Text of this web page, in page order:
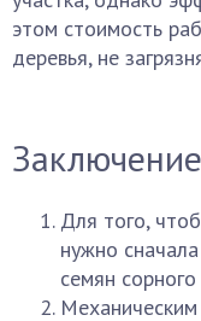
этом стоимость
деревья, не
Заключение
Для того,
нужно
семян